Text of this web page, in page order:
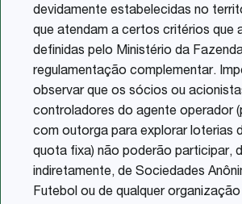
devidamente estabelecidas no
que atendam a certos critérios que
definidas pelo Ministério da
regulamentação complementar.
observar que os sócios ou
controladores do agente operador
com outorga para explorar loterias
quota fixa) não poderão participar,
indiretamente, de Sociedades
Futebol ou de qualquer